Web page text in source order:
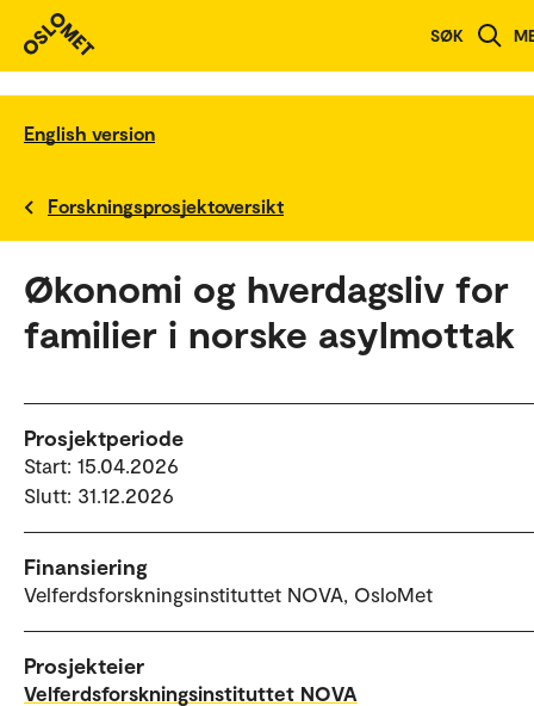
SØK
English version
Forskningsprosjektoversikt
Økonomi og hverdagsliv for
familier i norske asylmottak
Prosjektperiode
Start: 15.04.2026
Slutt: 31.12.2026
Finansiering
Velferdsforskningsinstituttet NOVA, OsloMet
Prosjekteier
Velferdsforskningsinstituttet NOVA